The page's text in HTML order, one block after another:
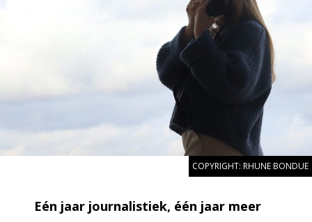
COPYRIGHT: RHUNE BONDUE
Eén jaar journalistiek, één jaar meer